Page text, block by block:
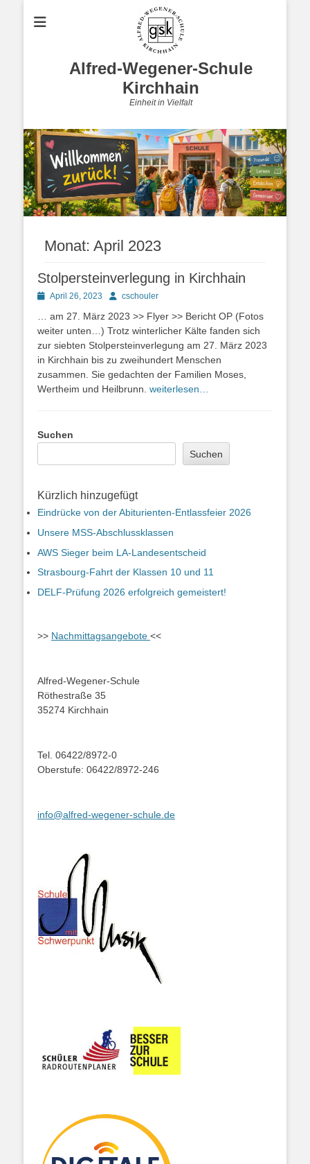
Alfred-Wegener-Schule
Kirchhain
Einheit in Vielfalt
Monat: April 2023
Stolpersteinverlegung in Kirchhain
PostedApril 26, 2023 Autorcschouler
… am 27. März 2023 >> Flyer >> Bericht OP (Fotos
weiter unten…) Trotz winterlicher Kälte fanden sich
zur siebten Stolpersteinverlegung am 27. März 2023
in Kirchhain bis zu zweihundert Menschen
zusammen. Sie gedachten der Familien Moses,
Wertheim und Heilbrunn. weiterlesen…
Suchen
Suchen
Kürzlich hinzugefügt
Eindrücke von der Abiturienten-Entlassfeier 2026
Unsere MSS-Abschlussklassen
AWS Sieger beim LA-Landesentscheid
Strasbourg-Fahrt der Klassen 10 und 11
DELF-Prüfung 2026 erfolgreich gemeistert!
>> Nachmittagsangebote <<
Alfred-Wegener-Schule
Röthestraße 35
35274 Kirchhain
Tel. 06422/8972-0
Oberstufe: 06422/8972-246
info@alfred-wegener-schule.de